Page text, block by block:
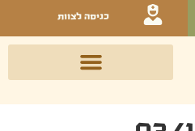
כניסה לצוות